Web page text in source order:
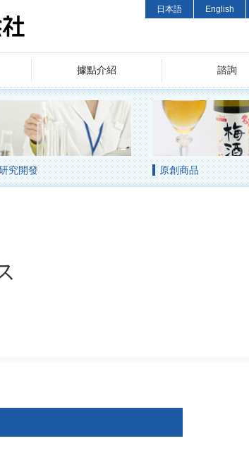
日本語 English
據點介紹 諮詢
究開發 原創商品